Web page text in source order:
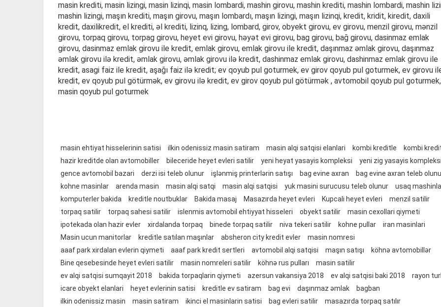
masin krediti, masin lizingi, masin lizinqi, masin lombardi, mashin girovu, mashin krediti, mashin lombardi, mashin
mashin lizingi, maşın krediti, maşın girovu, maşın lombardı, maşın lizingi, maşın lizinqi, kredit, kridit, kiredit, daxili
kredit, daxilikredit, el krediti, əl krediti, lizinq, lizing, lombard, girov, obyekt girovu, ev girovu, menzil girovu, mənzil
girovu, torpaq girovu, torpag girovu, heyet evi girovu, həyət evi girovu, bag girovu, bağ girovu, dasinmaz emlak
girovu, dasinmaz emlak girovu ile kredit, emlak girovu, emlak girovu ile kredit, daşınmaz əmlak girovu, daşınmaz
əmlak girovu ilə kredit, əmlak girovu, əmlak girovu ilə kredit, dashinmaz emlak girovu, dashinmaz emlak girovu ile
kredit, asagi faiz ile kredit, aşağı faiz ilə kredit; ev qoyub pul goturmek, ev girov qoyub pul goturmek, ev girovu
kredit, ev qoyub pul götürmək, ev girovu ilə kredit, ev girov qoyub pul götürmək , avtomobil qoyub pul goturmek,
masin qoyub pul goturmek
masin ehtiyat hisselerinin satisi ilkin odenissiz masin satiram masin alqi satqisi elanlari kombi kreditle
kombi
hazir kreditde olan avtomobiller
bileceride heyet evleri satilir yeni heyat yasayis kompleksi
yeni zig yasayis kompleksi
gence avtomobil bazari
derzi isi teleb olunur işlənmiş printerlərin satışı bag evine axran
bag evine axran teleb
kohne masinlar
arenda masin masin alqi satqi masin alqi satqisi yuk masini surucusu teleb olunur
usaq
komputerler bakida
kreditle noutbuklar Bakida masaj Masazırda heyet evleri Kupcali heyet evleri
menzil satilir
torpaq satilir
torpaq sahesi satilir islenmis avtomobil ehtiyyat hisseleri obyekt satilir
masin cexollari qiymeti
ipotekada olan hazir evler
xirdalanda torpaq binede torpaq satilir niva tekeri satilir kohne pullar
iran masinlari
Masin ucun manitorlar
kreditle satılan maşınlar absheron city kredit evler
masin nomresi
aaaf park xirdalan evlerin qiymeti
aaaf park kredit sertleri avtomobil alqi satqisi maşın satışı
köhnə avtomobillər
Bine qesebesinde heyet evleri satilir
masin nomreleri satilir köhnə rus pulları
masin satilir
ev alqi satqisi sumqayit 2018
bakida torpaqlarin qiymeti azersun vakansiya 2018 ev alqi satqisi baki 2018
rayon
icare obyekt elanlari
heyet evlerinin satisi kreditle ev satiram bag evi daşınmaz əmlak
bagban
ilkin odenissiz masin
masin satiram ikinci el masinlarin satisi bag evleri satilir
masazırda torpaq satılır